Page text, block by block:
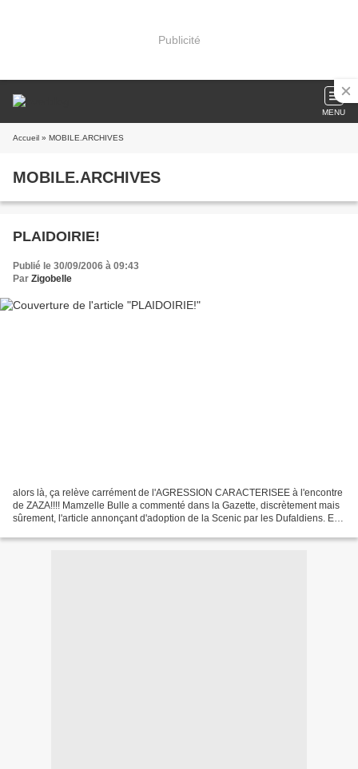
Publicité
MENU
Accueil » MOBILE.ARCHIVES
MOBILE.ARCHIVES
PLAIDOIRIE!
Publié le 30/09/2006 à 09:43
Par Zigobelle
alors là, ça relève carrément de l'AGRESSION CARACTERISEE à l'encontre
de ZAZA!!!! Mamzelle Bulle a commenté dans la Gazette, discrètement mais
sûrement, l'article annonçant d'adoption de la Scenic par les Dufaldiens. Et